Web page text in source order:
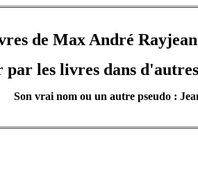
de Max André
par les livres dans
Son vrai nom ou un autre pseudo :